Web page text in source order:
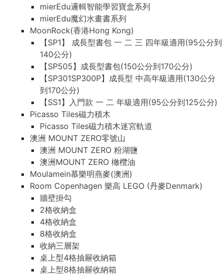
mierEdu邏輯智能學習寶盒系列
mierEdu魔幻水畫書系列
MoonRock(香港Hong Kong)
【SP1】 成長型書包 一 二 三 四年級適用(95公分到
140公分)
【SP505】成長型書包(150公分到170公分)
【SP301SP300P】成長型 中高年級適用(130公分
到170公分)
【SS1】入門款 一 二 年級適用(95公分到125公分)
Picasso Tiles磁力積木
Picasso Tiles磁力積木迷宮軌道
澳洲 MOUNT ZERO零號山
澳洲 MOUNT ZERO 粉湖鹽
澳洲MOUNT ZERO 橄欖油
Moulamein慕樂明燕麥(澳洲)
Room Copenhagen 樂高 LEGO (丹麥Denmark)
牆壁掛勾
2格收納盒
4格收納盒
8格收納盒
收納三層架
桌上型4格抽屜收納箱
桌上型8格抽屜收納箱